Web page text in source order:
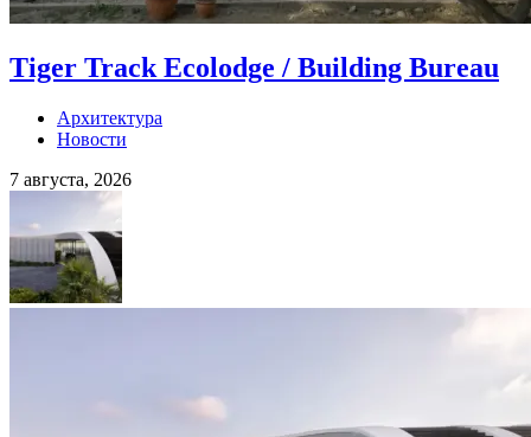
Tiger Track Ecolodge / Building Bureau
Архитектура
Новости
7 августа, 2026